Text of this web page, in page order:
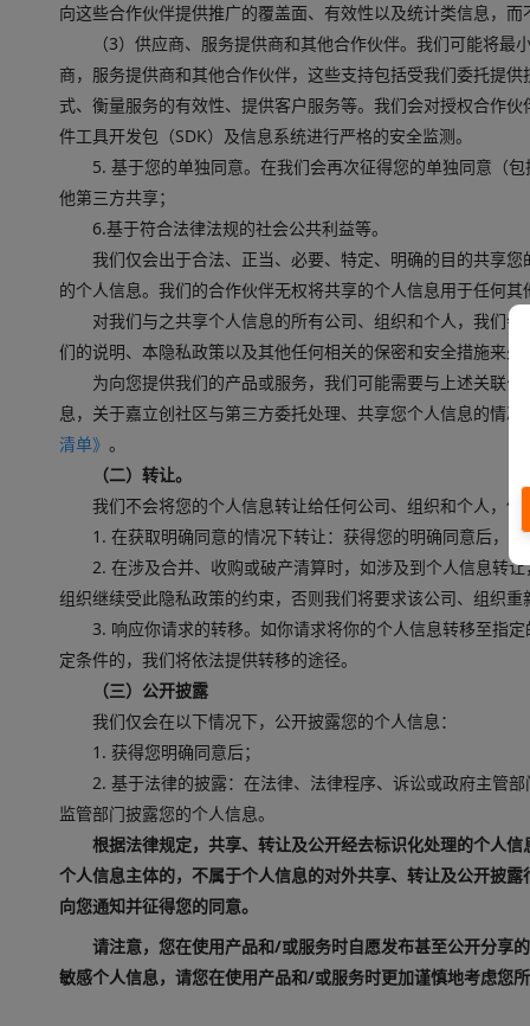
向这些合作伙伴提供推广的覆盖面、有效性以及统计类信息，
（3）供应商、服务提供商和其他合作伙伴。我们可能将
商，服务提供商和其他合作伙伴，这些支持包括受我们委托提
式、衡量服务的有效性、提供客户服务等。我们会对授权合作
件工具开发包（SDK）及信息系统进行严格的安全监测。
5. 基于您的单独同意。在我们会再次征得您的单独同意（
他第三方共享；
6.基于符合法律法规的社会公共利益等。
我们仅会出于合法、正当、必要、特定、明确的目的共享
的个人信息。我们的合作伙伴无权将共享的个人信息用于任何其
对我们与之共享个人信息的所有公司、组织和个人，我们
们的说明、本隐私政策以及其他任何相关的保密和安全措施来处
为向您提供我们的产品或服务，我们可能需要与上述关联
息，关于嘉立创社区与第三方委托处理、共享您个人信息的情况
清单》 。
（二）转让。
我们不会将您的个人信息转让给任何公司、组织和个人，但
1. 在获取明确同意的情况下转让：获得您的明确同意后，
2. 在涉及合并、收购或破产清算时，如涉及到个人信息转
组织继续受此隐私政策的约束，否则我们将要求该公司、组织
3. 响应你请求的转移。如你请求将你的个人信息转移至指
定条件的，我们将依法提供转移的途径。
（三）公开披露
我们仅会在以下情况下，公开披露您的个人信息：
1. 获得您明确同意后；
2. 基于法律的披露：在法律、法律程序、诉讼或政府主管
监管部门披露您的个人信息。
根据法律规定，共享、转让及公开经去标识化处理的个人
个人信息主体的，不属于个人信息的对外共享、转让及公开披
向您通知并征得您的同意。
请注意，您在使用产品和/或服务时自愿发布甚至公开分享
敏感个人信息，请您在使用产品和/或服务时更加谨慎地考虑您